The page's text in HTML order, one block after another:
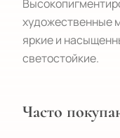
художественные
яркие и
светостойкие.
Часто